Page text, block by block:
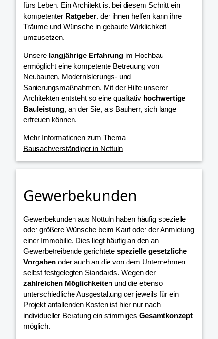
fürs Leben. Ein Architekt ist bei diesem Schritt ein
kompetenter Ratgeber, der ihnen helfen kann ihre
Träume und Wünsche in gebaute Wirklichkeit
umzusetzen.
Unsere langjährige Erfahrung im Hochbau
ermöglicht eine kompetente Betreuung von
Neubauten, Modernisierungs- und
Sanierungsmaßnahmen. Mit der Hilfe unserer
Architekten entsteht so eine qualitativ hochwertige
Bauleistung, an der Sie, als Bauherr, sich lange
erfreuen können.
Mehr Informationen zum Thema
Bausachverständiger in Nottuln
Gewerbekunden
Gewerbekunden aus Nottuln haben häufig spezielle
oder größere Wünsche beim Kauf oder der Anmietung
einer Immobilie. Dies liegt häufig an den an
Gewerbetreibende gerichtete spezielle gesetzliche
Vorgaben oder auch an die von dem Unternehmen
selbst festgelegten Standards. Wegen der
zahlreichen Möglichkeiten und die ebenso
unterschiedliche Ausgestaltung der jeweils für ein
Projekt anfallenden Kosten ist hier nur nach
individueller Beratung ein stimmiges Gesamtkonzept
möglich.